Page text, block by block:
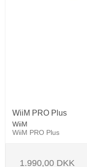
WiiM PRO Plus
WiiM
WiiM PRO Plus
1.990,00 DKK